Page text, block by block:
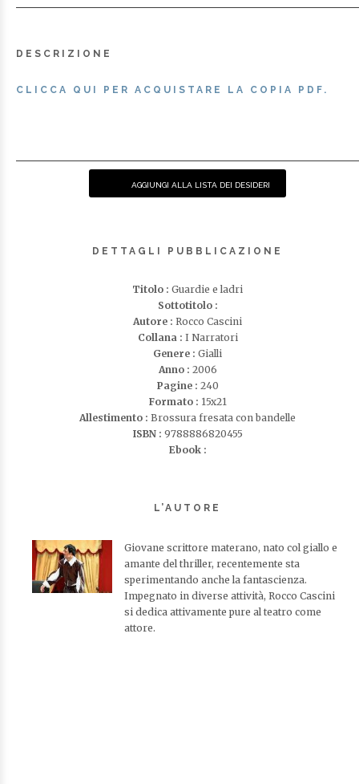
DESCRIZIONE
CLICCA QUI PER ACQUISTARE LA COPIA PDF.
AGGIUNGI ALLA LISTA DEI DESIDERI
DETTAGLI PUBBLICAZIONE
Titolo : Guardie e ladri
Sottotitolo :
Autore : Rocco Cascini
Collana : I Narratori
Genere : Gialli
Anno : 2006
Pagine : 240
Formato : 15x21
Allestimento : Brossura fresata con bandelle
ISBN : 9788886820455
Ebook :
L’AUTORE
Giovane scrittore materano, nato col giallo e
amante del thriller, recentemente sta
sperimentando anche la fantascienza.
Impegnato in diverse attività, Rocco Cascini
si dedica attivamente pure al teatro come
attore.